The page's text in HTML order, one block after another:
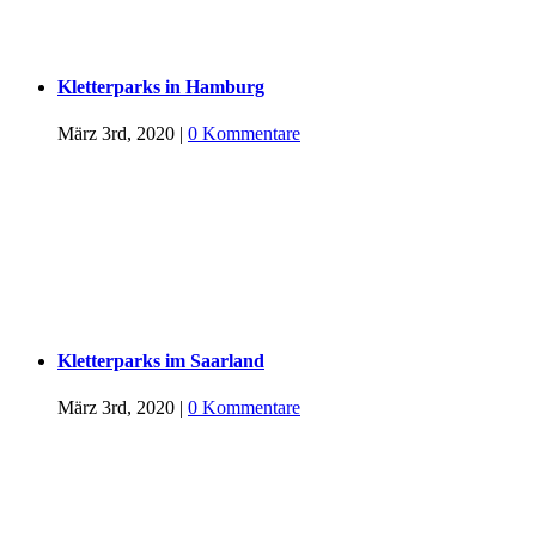
Kletterparks in Hamburg
März 3rd, 2020 | 0 Kommentare
Kletterparks im Saarland
März 3rd, 2020 | 0 Kommentare